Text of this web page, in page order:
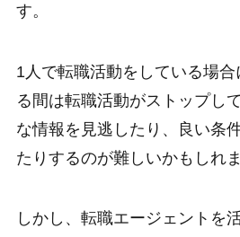
す。
1人で転職活動をしている場
る間は転職活動がストップし
な情報を見逃したり、良い条
たりするのが難しいかもしれま
しかし、転職エージェントを